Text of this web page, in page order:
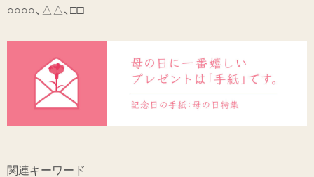
○○○○、△△、□□
関連キーワード